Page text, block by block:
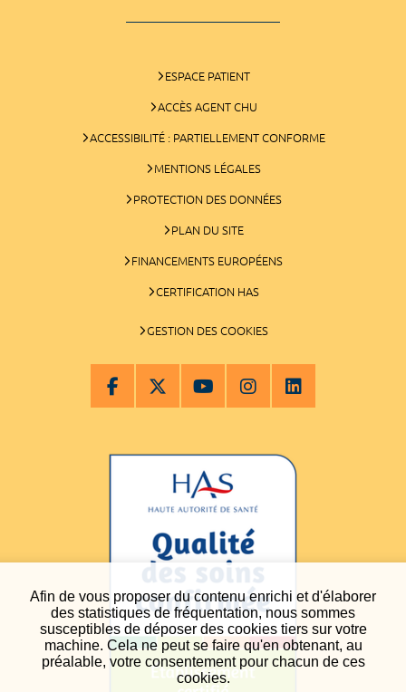
Afin de vous proposer du contenu enrichi et d'élaborer
des statistiques de fréquentation, nous sommes
susceptibles de déposer des cookies tiers sur votre
machine. Cela ne peut se faire qu'en obtenant, au
préalable, votre consentement pour chacun de ces
cookies.
ESPACE PATIENT
ACCÈS AGENT CHU
ACCESSIBILITÉ : PARTIELLEMENT CONFORME
MENTIONS LÉGALES
PROTECTION DES DONNÉES
PLAN DU SITE
FINANCEMENTS EUROPÉENS
CERTIFICATION HAS
GESTION DES COOKIES